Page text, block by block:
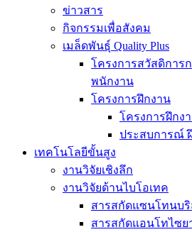
ข่าวสาร
กิจกรรมเพื่อสังคม
เมล็ดพันธุ์ Quality Plus
โครงการสวัสดิการ
พนักงาน
โครงการฝึกงาน
โครงการฝึกงา
ประสบการณ์
เทคโนโลยีขั้นสูง
งานวิจัยเชิงลึก
งานวิจัยด้านไบโอเทค
สารสกัดแซนโทนบ
สารสกัดแอนโทไซ